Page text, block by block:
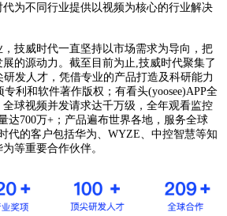
为不同行业提供以视频为核心的行业解决
威时代一直坚持以市场需求为导向，把
的源动力。截至目前为止,技威时代聚集了
研发人才，凭借专业的产品打造及科研能力
利和软件著作版权；有看头(yoosee)APP全
全球视频并发请求达千万级，全年观看监控
达700万+；产品遍布世界各地，服务全球
代的客户包括华为、WYZE、中控智慧等知
等重要合作伙伴。